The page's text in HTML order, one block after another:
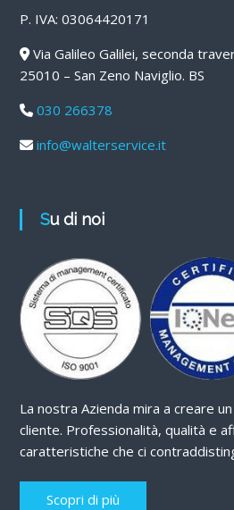
P. IVA: 03064420171
Via Galileo Galilei, seconda
25010 – San Zeno Naviglio. BS
030 266378
info@walterservice.it
Su di noi
La nostra Azienda mira a creare
cliente. Professionalità, qualità e
caratteristiche che ci
Scopri di più